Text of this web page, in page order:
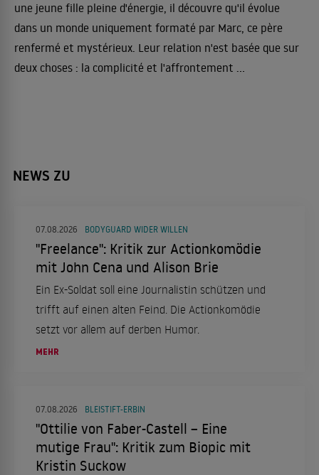
une jeune fille pleine d'énergie, il découvre qu'il évolue
dans un monde uniquement formaté par Marc, ce père
renfermé et mystérieux. Leur relation n'est basée que sur
deux choses : la complicité et l'affrontement ...
NEWS ZU
07.08.2026 BODYGUARD WIDER WILLEN
"Freelance": Kritik zur Actionkomödie
mit John Cena und Alison Brie
Ein Ex-Soldat soll eine Journalistin schützen und
trifft auf einen alten Feind. Die Actionkomödie
setzt vor allem auf derben Humor.
MEHR
07.08.2026 BLEISTIFT-ERBIN
"Ottilie von Faber-Castell – Eine
mutige Frau": Kritik zum Biopic mit
Kristin Suckow